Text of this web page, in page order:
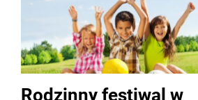
Rodzinny festiwal w